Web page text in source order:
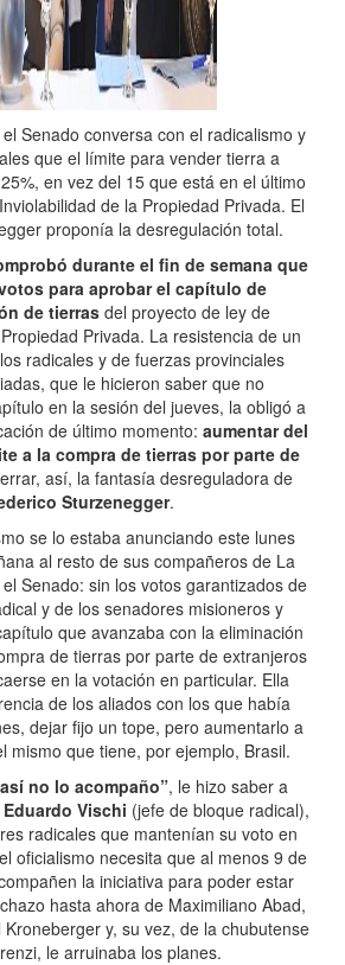
Senado conversa con el radicalismo y
que el límite para vender tierra a
en vez del 15 que está en el último
de la Propiedad Privada. El
proponía la desregulación total.
durante el fin de semana que
para aprobar el capítulo de
de tierrasdel proyecto de ley de
Privada. La resistencia de un
radicales y de fuerzas provinciales
que le hicieron saber que no
en la sesión del jueves, la obligó a
de último momento: aumentar del
a la compra de tierras por parte de
así, la fantasía desreguladora de
Sturzenegger.
se lo estaba anunciando este lunes
al resto de sus compañeros de La
Senado: sin los votos garantizados de
y de los senadores misioneros y
que avanzaba con la eliminación
de tierras por parte de extranjeros
en la votación en particular. Ella
de los aliados con los que había
dejar fijo un tope, pero aumentarlo a
mismo que tiene, por ejemplo, Brasil.
no lo acompaño”, le hizo saber a
Eduardo Vischi (jefe de bloque radical),
radicales que mantenían su voto en
oficialismo necesita que al menos 9 de
la iniciativa para poder estar
hasta ahora de Maximiliano Abad,
y, su vez, de la chubutense
le arruinaba los planes.